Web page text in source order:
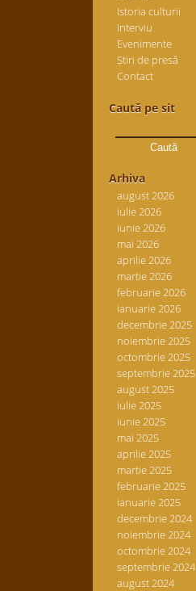
Istoria culturii
Interviu
Evenimente
Știri de presă
Contact
Caută pe sit
după:
Arhiva
august 2026
iulie 2026
iunie 2026
mai 2026
aprilie 2026
martie 2026
februarie 2026
ianuarie 2026
decembrie 2025
noiembrie 2025
octombrie 2025
septembrie 2025
august 2025
iulie 2025
iunie 2025
mai 2025
aprilie 2025
martie 2025
februarie 2025
ianuarie 2025
decembrie 2024
noiembrie 2024
octombrie 2024
septembrie 2024
august 2024